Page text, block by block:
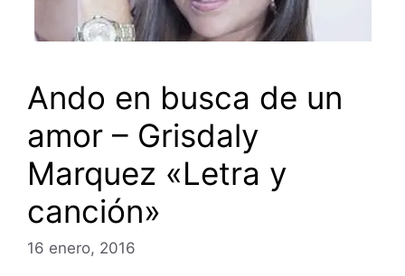
Ando en busca de un
amor – Grisdaly
Marquez «Letra y
canción»
16 enero, 2016